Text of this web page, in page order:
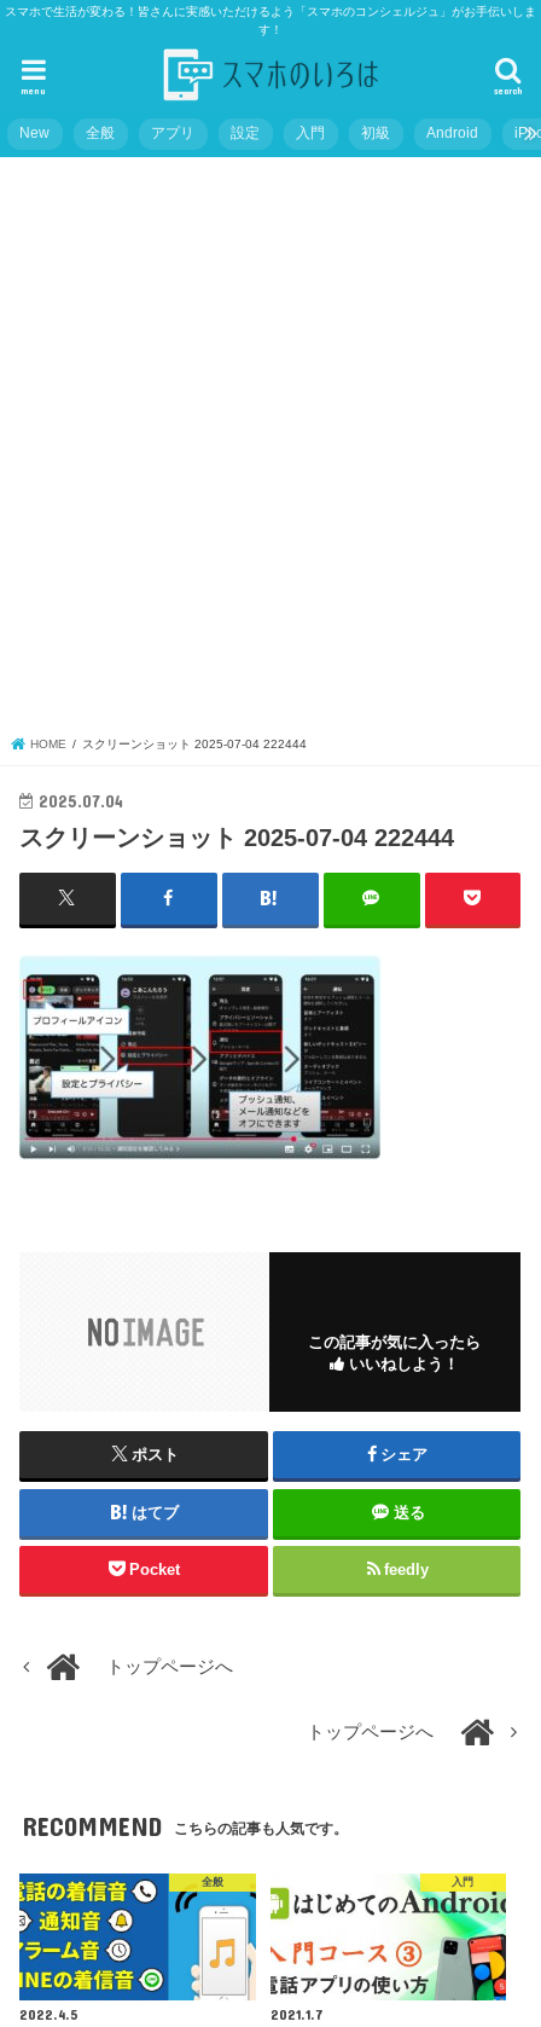
スマホで生活が変わる！皆さんに実感いただけるよう「スマホのコンシェルジュ」がお手伝いしま
す！
search
menu
New 全般 アプリ 設定 入門 初級 Android
HOME スクリーンショット 2025-07-04 222444
2025.07.04
スクリーンショット 2025-07-04 222444
この記事が気に入ったら
いいねしよう！
ポスト シェア
はてブ 送る
Pocket feedly
トップページへ
トップページへ
RECOMMEND こちらの記事も人気です。
全般
2022.4.5
入門
2021.1.7